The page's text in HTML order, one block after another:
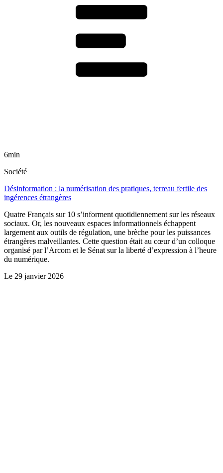
6min
Société
Désinformation : la numérisation des pratiques, terreau fertile des
ingérences étrangères
Quatre Français sur 10 s’informent quotidiennement sur les réseaux
sociaux. Or, les nouveaux espaces informationnels échappent
largement aux outils de régulation, une brèche pour les puissances
étrangères malveillantes. Cette question était au cœur d’un colloque
organisé par l’Arcom et le Sénat sur la liberté d’expression à l’heure
du numérique.
Le 29 janvier 2026